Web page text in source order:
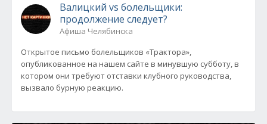
Валицкий vs болельщики:
продолжение следует?
Афиша Челябинска
Открытое письмо болельщиков «Трактора»,
опубликованное на нашем сайте в минувшую субботу, в
котором они требуют отставки клубного руководства,
вызвало бурную реакцию.